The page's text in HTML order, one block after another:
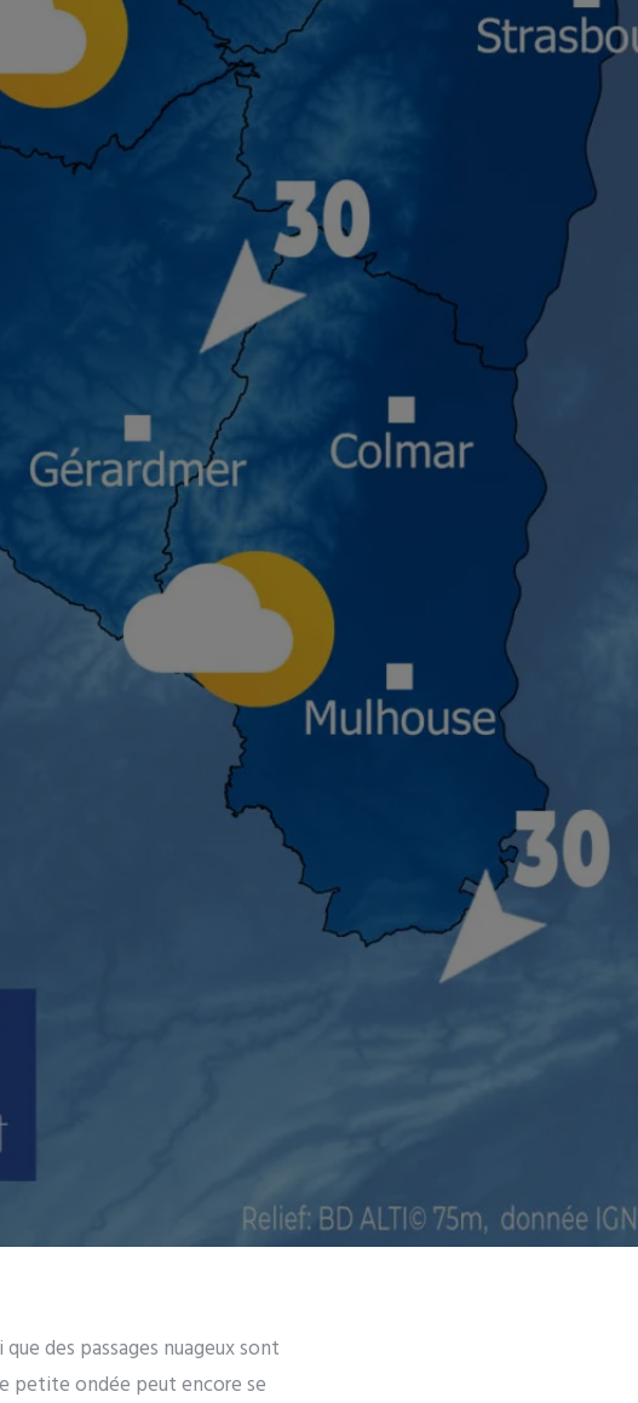
des passages nuageux sont
petite ondée peut encore se